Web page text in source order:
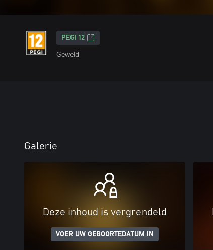
PEGI 12
Geweld
Galerie
Deze inhoud is vergrendeld
VOER UW GEBOORTEDATUM IN